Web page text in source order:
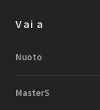
Vai a
Nuoto
MasterS